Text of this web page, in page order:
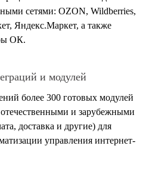
сетями: OZON, Wildberries,
Яндекс.Маркет, а также
ОК.
и модулей
более 300 готовых модулей
и зарубежными
доставка и другие) для
управления интернет-